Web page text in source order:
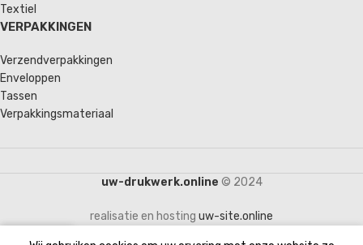
Textiel
VERPAKKINGEN
Verzendverpakkingen
Enveloppen
Tassen
Verpakkingsmateriaal
uw-drukwerk.online © 2024
realisatie en hosting uw-site.online